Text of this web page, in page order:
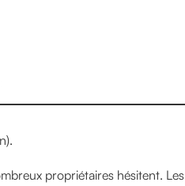
propriétaires hésitent. Les